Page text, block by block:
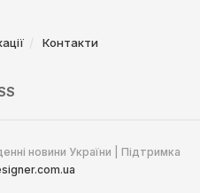
Контакти
новини України | Підтримка